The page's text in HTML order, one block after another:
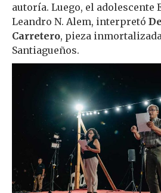
autoría. Luego, el adolescente
Leandro N. Alem, interpretó
Carretero, pieza
Santiagueños.